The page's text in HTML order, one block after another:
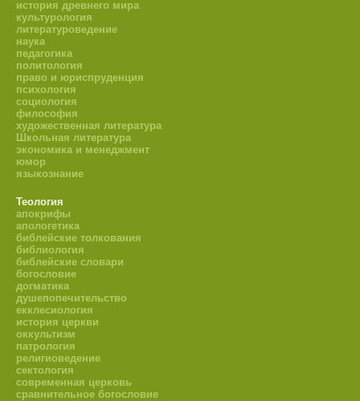
история древнего мира
культурология
литературоведение
наука
педагогика
политология
право и юриспруденция
психология
социология
философия
художественная литература
Школьная литература
экономика и менеджмент
юмор
языкознание
Теология
апокрифы
апологетика
библейские толкования
библиология
библейские словари
богословие
догматика
душепопечительство
екклесиология
история церкви
оккультизм
патрология
религиоведение
сектология
современная церковь
сравнительное богословие